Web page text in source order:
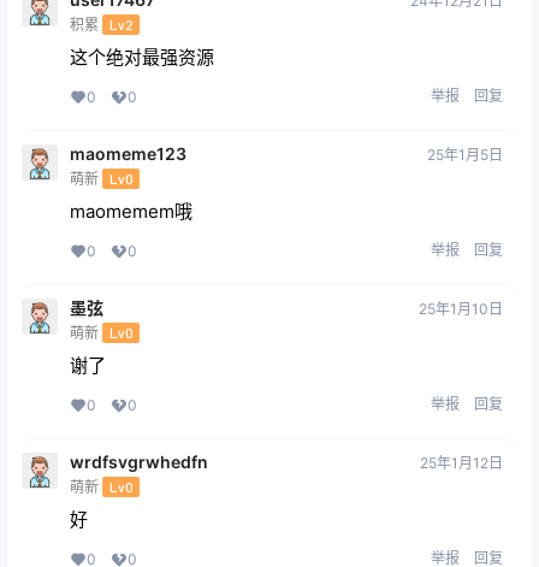
积累 Lv2
这个绝对最强资源
0 0 举报 回复
maomeme123
萌新 Lv0
25年1月5日
maomemem哦
0 0 举报 回复
墨弦
萌新 Lv0
25年1月10日
谢了
0 0 举报 回复
wrdfsvgrwhedfn
萌新 Lv0
25年1月12日
好
0 0 举报 回复